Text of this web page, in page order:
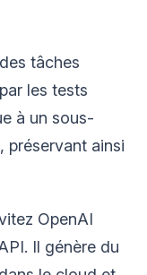
tâches
les tests
à un sous-
préservant ainsi
OpenAI
Il génère du